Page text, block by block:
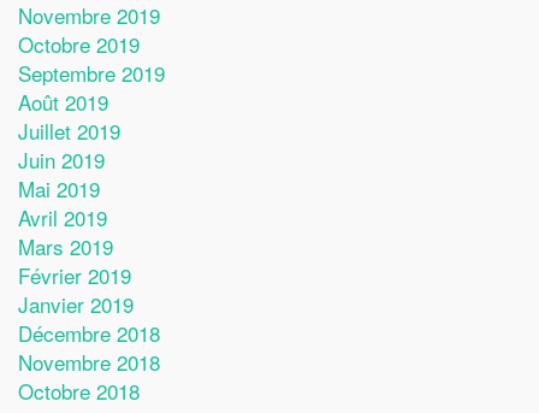
Novembre 2019
Octobre 2019
Septembre 2019
Août 2019
Juillet 2019
Juin 2019
Mai 2019
Avril 2019
Mars 2019
Février 2019
Janvier 2019
Décembre 2018
Novembre 2018
Octobre 2018